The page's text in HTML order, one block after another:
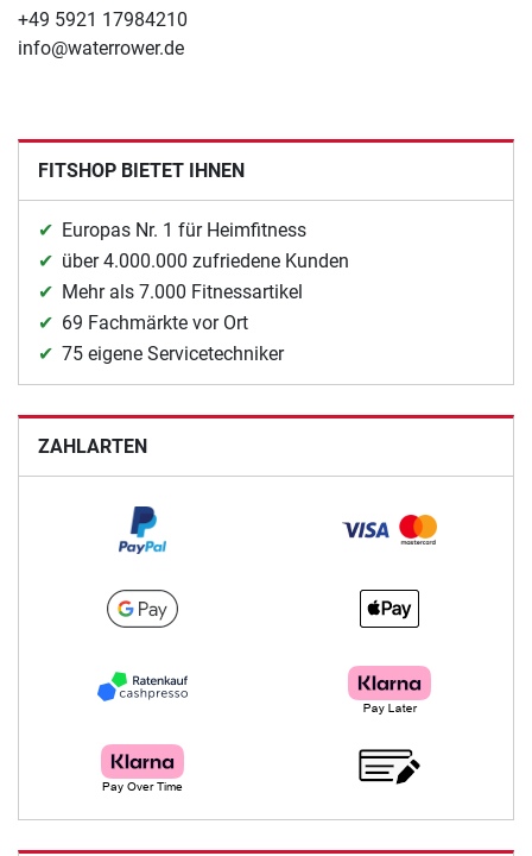
+49 5921 17984210
info@waterrower.de
FITSHOP BIETET IHNEN
Europas Nr. 1 für Heimfitness
über 4.000.000 zufriedene Kunden
Mehr als 7.000 Fitnessartikel
69 Fachmärkte vor Ort
75 eigene Servicetechniker
ZAHLARTEN